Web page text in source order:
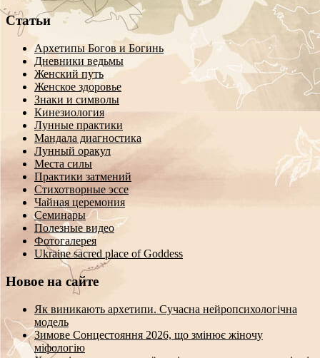
Статьи
Архетипы Богов и Богинь
Дневники ведьмы
Женский путь
Женское здоровье
Знаки и символы
Кинезиология
Лунные практики
Мандала диагностика
Лунный оракул
Места силы
Практики затмений
Стихотворные эссе
Чайная церемония
Семинары
Полезные видео
Фотогалерея
Ukraine sacred place of Goddess
Новое на сайте
Як виникають архетипи. Сучасна нейропсихологічна
модель
Зимове Сонцестояння 2026, що змінює жіночу
міфологію